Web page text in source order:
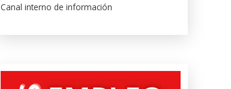
Canal interno de información